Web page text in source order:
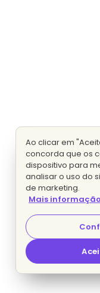
Ao clicar em
concorda que os
dispositivo para
analisar o uso do
de marketing.
Mais